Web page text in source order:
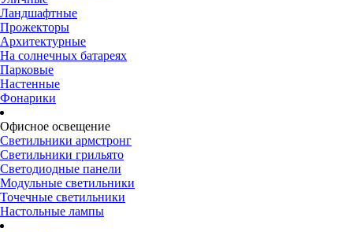
Ландшафтные
Прожекторы
Архитектурные
На солнечных батареях
Парковые
Настенные
Фонарики
Офисное освещение
Светильники армстронг
Светильники грильято
Светодиодные панели
Модульные светильники
Точечные светильники
Настольные лампы